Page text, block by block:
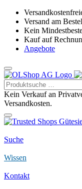
Versand am
Kein
Kauf auf
Angebote
Kein Verkauf an
Versandkosten.
Suche
Wissen
Kontakt